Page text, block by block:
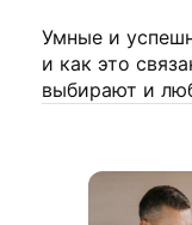
Умные и
и как это
выбирают и